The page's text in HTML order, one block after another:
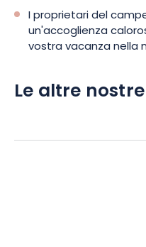
I proprietari del
un'accoglienza
vostra vacanza nella
Le altre